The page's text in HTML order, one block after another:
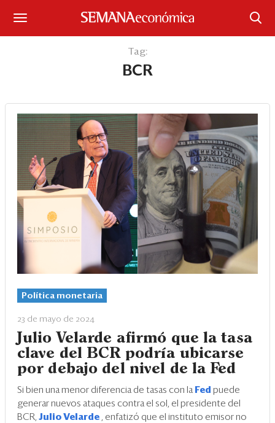
Portada
¿Qué está pasando?
Sectores y Empresas
Management
Economía y Finanzas
Eventos
Blogs
Ranking CEO
Edición Impresa
Tag:
BCR
Política monetaria
23 de mayo de 2024
Julio Velarde afirmó que la tasa
clave del BCR podría ubicarse
por debajo del nivel de la Fed
Si bien una menor diferencia de tasas con la Fed puede
generar nuevos ataques contra el sol, el presidente del
BCR, Julio Velarde , enfatizó que el instituto emisor no